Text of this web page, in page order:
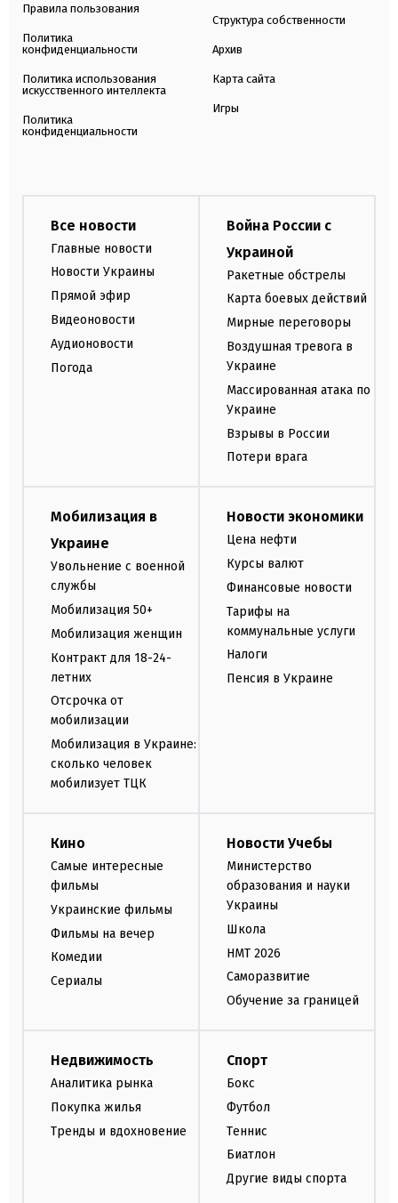
Правила пользования
Политика
конфиденциальности
Политика использования
искусственного интеллекта
Политика
конфиденциальности
Структура собственности
Архив
Карта сайта
Игры
Все новости
Главные новости
Новости Украины
Прямой эфир
Видеоновости
Аудионовости
Погода
Война России с
Украиной
Ракетные обстрелы
Карта боевых действий
Мирные переговоры
Воздушная тревога в
Украине
Массированная атака по
Украине
Взрывы в России
Потери врага
Мобилизация в
Украине
Увольнение с военной
службы
Мобилизация 50+
Мобилизация женщин
Контракт для 18-24-
летних
Отсрочка от
мобилизации
Мобилизация в Украине:
сколько человек
мобилизует ТЦК
Новости экономики
Цена нефти
Курсы валют
Финансовые новости
Тарифы на
коммунальные услуги
Налоги
Пенсия в Украине
Кино
Самые интересные
фильмы
Украинские фильмы
Фильмы на вечер
Комедии
Сериалы
Новости Учебы
Министерство
образования и науки
Украины
Школа
НМТ 2026
Саморазвитие
Обучение за границей
Недвижимость
Аналитика рынка
Покупка жилья
Тренды и вдохновение
Спорт
Бокс
Футбол
Теннис
Биатлон
Другие виды спорта